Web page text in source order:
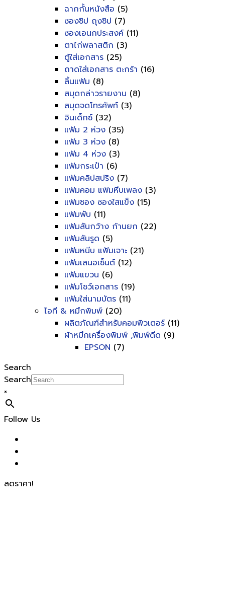
ฉากกั้นหนังสือ (5)
ซองซิป ถุงซิป (7)
ซองเอนกประสงค์ (11)
ตาไก่พลาสติก (3)
ตู้ใส่เอกสาร (25)
ถาดใส่เอกสาร ตะกร้า (16)
ลิ้นแฟ้ม (8)
สมุดกล่าวรายงาน (8)
สมุดจดโทรศัพท์ (3)
อินเด็กซ์ (32)
แฟ้ม 2 ห่วง (35)
แฟ้ม 3 ห่วง (8)
แฟ้ม 4 ห่วง (3)
แฟ้มกระเป๋า (6)
แฟ้มคลิปสปริง (7)
แฟ้มคอม แฟ้มหีบเพลง (3)
แฟ้มซอง ซองใสแข็ง (15)
แฟ้มพับ (11)
แฟ้มสันกว้าง ก้านยก (22)
แฟ้มสันรูด (5)
แฟ้มหนีบ แฟ้มเจาะ (21)
แฟ้มเสนอเซ็นต์ (12)
แฟ้มแขวน (6)
แฟ้มโชว์เอกสาร (19)
แฟ้มใส่นามบัตร (11)
ไอที & หมึกพิมพ์ (20)
ผลิตภัณฑ์สำหรับคอมพิวเตอร์ (11)
ผ้าหมึกเครื่องพิมพ์ ,พิมพ์ดีด (9)
EPSON (7)
Search
Search
×
Follow Us
ลดราคา!